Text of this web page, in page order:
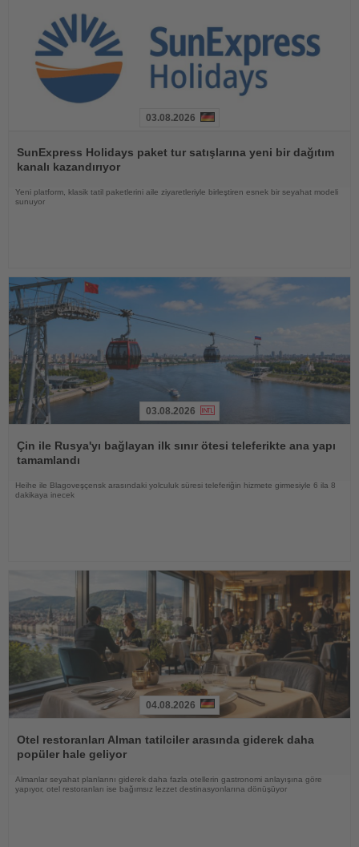
Oku
03.08.2026
SunExpress Holidays paket tur satışlarına yeni bir dağıtım
kanalı kazandırıyor
Yeni platform, klasik tatil paketlerini aile ziyaretleriyle birleştiren esnek bir seyahat modeli
sunuyor
Oku
03.08.2026
Çin ile Rusya'yı bağlayan ilk sınır ötesi teleferikte ana yapı
tamamlandı
Heihe ile Blagoveşçensk arasındaki yolculuk süresi teleferiğin hizmete girmesiyle 6 ila 8
dakikaya inecek
Oku
04.08.2026
Otel restoranları Alman tatilciler arasında giderek daha
popüler hale geliyor
Almanlar seyahat planlarını giderek daha fazla otellerin gastronomi anlayışına göre
yapıyor, otel restoranları ise bağımsız lezzet destinasyonlarına dönüşüyor